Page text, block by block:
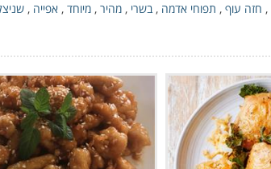
, חזה עוף , תפוחי אדמה ,בשרי , מהיר , מיוחד , אפייה ,